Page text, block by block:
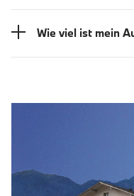
Wie viel ist mein